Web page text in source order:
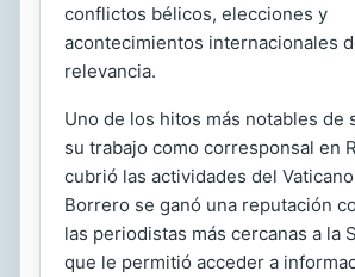
conflictos bélicos, elecciones y
acontecimientos internacionales
relevancia.
Uno de los hitos más notables de
su trabajo como corresponsal en
cubrió las actividades del
Borrero se ganó una reputación
las periodistas más cercanas a la
que le permitió acceder a